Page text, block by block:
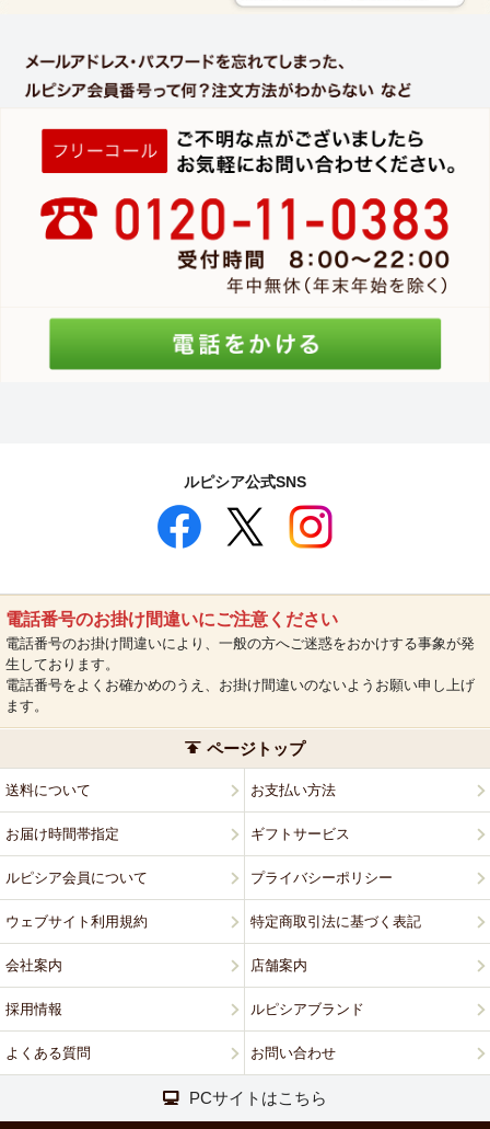
ルピシア公式SNS
電話番号のお掛け間違いにご注意ください
電話番号のお掛け間違いにより、一般の方へご迷惑をおかけする事象が発
生しております。
電話番号をよくお確かめのうえ、お掛け間違いのないようお願い申し上げ
ます。
ページトップ
送料について お支払い方法
お届け時間帯指定 ギフトサービス
ルピシア会員について プライバシーポリシー
ウェブサイト利用規約 特定商取引法に基づく表記
会社案内 店舗案内
採用情報 ルピシアブランド
よくある質問 お問い合わせ
PCサイトはこちら